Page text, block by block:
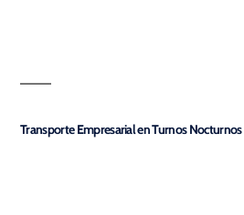
Transporte Empresarial en Turnos Nocturnos